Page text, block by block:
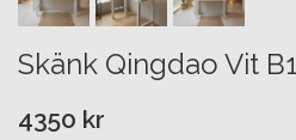
Skänk Qingdao Vit
4350 kr